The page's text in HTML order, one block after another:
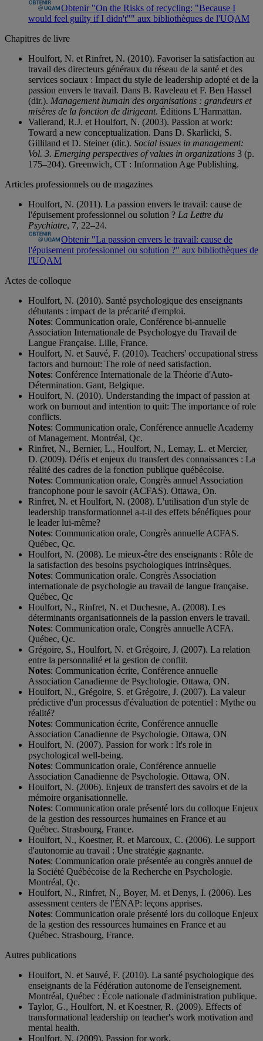
Obtenir "On the Risks of recycling: "Because I
would feel guilty if I didn't"" aux bibliothèques de l'UQAM
Chapitres de livre
Houlfort, N. et Rinfret, N. (2010). Favoriser la satisfaction au
travail des directeurs généraux du réseau de la santé et des
services sociaux : Impact du style de leadership adopté et de la
passion envers le travail. Dans B. Raveleau et F. Ben Hassel
(dir.). Management humain des organisations : grandeurs et
misères de la fonction de dirigeant. Éditions L'Harmattan.
Vallerand, R.J. et Houlfort, N. (2003). Passion at work:
Toward a new conceptualization. Dans D. Skarlicki, S.
Gilliland et D. Steiner (dir.). Social issues in management:
Vol. 3. Emerging perspectives of values in organizations 3 (p.
175–204). Greenwich, CT : Information Age Publishing.
Articles professionnels ou de magazines
Houlfort, N. (2011). La passion envers le travail: cause de
l'épuisement professionnel ou solution ? La Lettre du
Psychiatre, 7, 22–24.
Obtenir "La passion envers le travail: cause de
l'épuisement professionnel ou solution ?" aux bibliothèques de
l'UQAM
Actes de colloque
Houlfort, N. (2010). Santé psychologique des enseignants
débutants : impact de la précarité d'emploi.
Notes: Communication orale, Conférence bi-annuelle
Association Internationale de Psychologye du Travail de
Langue Française. Lille, France.
Houlfort, N. et Sauvé, F. (2010). Teachers' occupational stress
factors and burnout: The role of need satisfaction.
Notes: Conférence Internationale de la Théorie d'Auto-
Détermination. Gant, Belgique.
Houlfort, N. (2010). Understanding the impact of passion at
work on burnout and intention to quit: The importance of role
conflicts.
Notes: Communication orale, Conférence annuelle Academy
of Management. Montréal, Qc.
Rinfret, N., Bernier, L., Houlfort, N., Lemay, L. et Mercier,
D. (2009). Défis et enjeux du transfert des connaissances : La
réalité des cadres de la fonction publique québécoise.
Notes: Communication orale, Congrès annuel Association
francophone pour le savoir (ACFAS). Ottawa, On.
Rinfret, N. et Houlfort, N. (2008). L'utilisation d'un style de
leadership transformationnel a-t-il des effets bénéfiques pour
le leader lui-même?
Notes: Communication orale, Congrès annuelle ACFAS.
Québec, Qc.
Houlfort, N. (2008). Le mieux-être des enseignants : Rôle de
la satisfaction des besoins psychologiques intrinsèques.
Notes: Communication orale. Congrès Association
internationale de psychologie au travail de langue française.
Québec, Qc
Houlfort, N., Rinfret, N. et Duchesne, A. (2008). Les
déterminants organisationnels de la passion envers le travail.
Notes: Communication orale, Congrès annuelle ACFA.
Québec, Qc.
Grégoire, S., Houlfort, N. et Grégoire, J. (2007). La relation
entre la personnalité et la gestion de conflit.
Notes: Communication écrite, Conférence annuelle
Association Canadienne de Psychologie. Ottawa, ON.
Houlfort, N., Grégoire, S. et Grégoire, J. (2007). La valeur
prédictive d'un processus d'évaluation de potentiel : Mythe ou
réalité?
Notes: Communication écrite, Conférence annuelle
Association Canadienne de Psychologie. Ottawa, ON
Houlfort, N. (2007). Passion for work : It's role in
psychological well-being.
Notes: Communication orale, Conférence annuelle
Association Canadienne de Psychologie. Ottawa, ON.
Houlfort, N. (2006). Enjeux de transfert des savoirs et de la
mémoire organisationnelle.
Notes: Communication orale présenté lors du colloque Enjeux
de la gestion des ressources humaines en France et au
Québec. Strasbourg, France.
Houlfort, N., Koestner, R. et Marcoux, C. (2006). Le support
d'autonomie au travail : Une stratégie gagnante.
Notes: Communication orale présentée au congrès annuel de
la Société Québécoise de la Recherche en Psychologie.
Montréal, Qc.
Houlfort, N., Rinfret, N., Boyer, M. et Denys, I. (2006). Les
assessment centers de l'ÉNAP: leçons apprises.
Notes: Communication orale présenté lors du colloque Enjeux
de la gestion des ressources humaines en France et au
Québec. Strasbourg, France.
Autres publications
Houlfort, N. et Sauvé, F. (2010). La santé psychologique des
enseignants de la Fédération autonome de l'enseignement.
Montréal, Québec : École nationale d'administration publique.
Taylor, G., Houlfort, N. et Koestner, R. (2009). Effects of
transformational leadership on teacher's work motivation and
mental health.
Houlfort, N. (2009). Passion for work.